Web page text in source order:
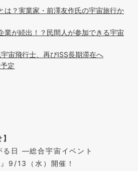
は？実業家・前澤友作氏の宇宙旅行か
業が続出！？民間人が参加できる宇宙
宙飛行士、再びISS長期滞在へ
定
る日 ―総合宇宙イベント
9/13（水）開催！